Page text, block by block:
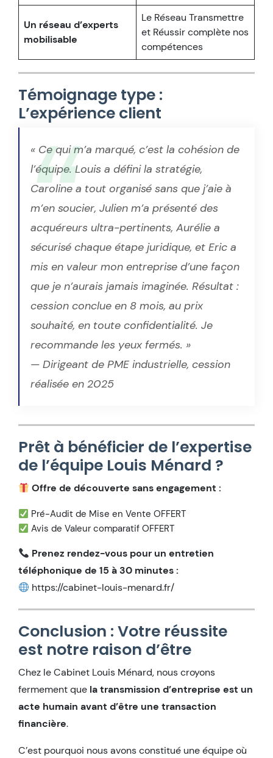
Un réseau d’experts
mobilisable
Le Réseau Transmettre
et Réussir complète nos
compétences
Témoignage type :
L’expérience client
« Ce qui m’a marqué, c’est la cohésion de
l’équipe. Louis a défini la stratégie,
Caroline a tout organisé sans que j’aie à
m’en soucier, Julien m’a présenté des
acquéreurs ultra-pertinents, Aurélie a
sécurisé chaque étape juridique, et Eric a
mis en valeur mon entreprise d’une façon
que je n’aurais jamais imaginée. Résultat :
cession conclue en 8 mois, au prix
souhaité, en toute confidentialité. Je
recommande les yeux fermés. »
— Dirigeant de PME industrielle, cession
réalisée en 2025
Prêt à bénéficier de l’expertise
de l’équipe Louis Ménard ?
Offre de découverte sans engagement :
Pré-Audit de Mise en Vente OFFERT
Avis de Valeur comparatif OFFERT
Prenez rendez-vous pour un entretien
téléphonique de 15 à 30 minutes :
https://cabinet-louis-menard.fr/
Conclusion : Votre réussite
est notre raison d’être
Chez le Cabinet Louis Ménard, nous croyons
fermement que la transmission d’entreprise est un
acte humain avant d’être une transaction
financière.
C’est pourquoi nous avons constitué une équipe où